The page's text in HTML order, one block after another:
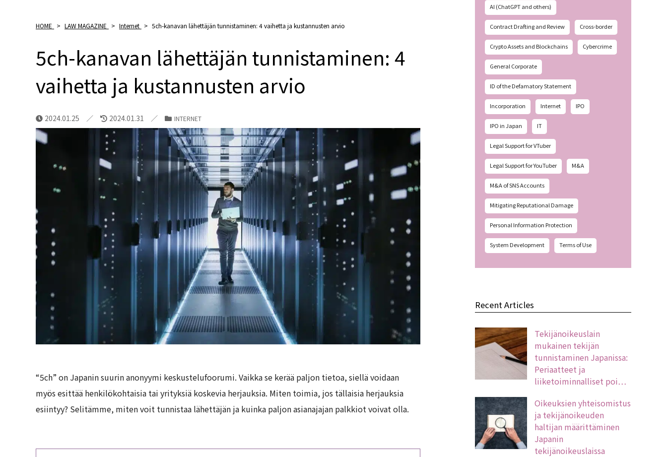
HOME > LAW MAGAZINE > Internet > 5ch-kanavan lähettäjän tunnistaminen: 4 vaihetta ja kustannusten arvio
5ch-kanavan lähettäjän tunnistaminen: 4
vaihetta ja kustannusten arvio
2024.01.25 2024.01.31 INTERNET
“5ch” on Japanin suurin anonyymi keskustelufoorumi. Vaikka se kerää paljon tietoa, siellä voidaan
myös esittää henkilökohtaisia tai yrityksiä koskevia herjauksia. Miten toimia, jos tällaisia herjauksia
esiintyy? Selitämme, miten voit tunnistaa lähettäjän ja kuinka paljon asianajajan palkkiot voivat olla.
AI (ChatGPT and others)
Contract Drafting and Review Cross-border
Crypto Assets and Blockchains Cybercrime
General Corporate
ID of the Defamatory Statement
Incorporation Internet IPO
IPO in Japan IT
Legal Support for VTuber
Legal Support for YouTuber M&A
M&A of SNS Accounts
Mitigating Reputational Damage
Personal Information Protection
System Development Terms of Use
Recent Articles
Tekijänoikeuslain
mukainen tekijän
tunnistaminen Japanissa:
Periaatteet ja
liiketoiminnalliset poi…
Oikeuksien yhteisomistus
ja tekijänoikeuden
haltijan määrittäminen
Japanin
tekijänoikeuslaissa